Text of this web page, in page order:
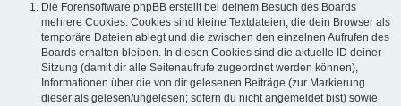
Die Forensoftware phpBB erstellt bei deinem Besuch des Boards
mehrere Cookies. Cookies sind kleine Textdateien, die dein Browser als
temporäre Dateien ablegt und die zwischen den einzelnen Aufrufen des
Boards erhalten bleiben. In diesen Cookies sind die aktuelle ID deiner
Sitzung (damit dir alle Seitenaufrufe zugeordnet werden können),
Informationen über die von dir gelesenen Beiträge (zur Markierung
dieser als gelesen/ungelesen; sofern du nicht angemeldet bist) sowie